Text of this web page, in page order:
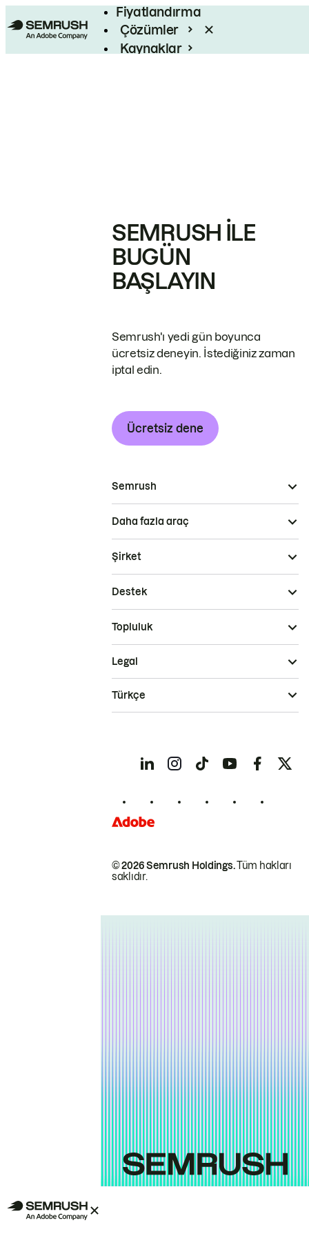
Fiyatlandırma
Çözümler
Kaynaklar
SEMRUSH ILE
BUGÜN
BAŞLAYIN
Semrush'ı yedi gün boyunca
ücretsiz deneyin. İstediğiniz zaman
iptal edin.
Ücretsiz dene
Semrush
Daha fazla araç
Şirket
Destek
Topluluk
© 2026 Semrush Holdings.Tüm hakları
saklıdır.
Legal
Türkçe